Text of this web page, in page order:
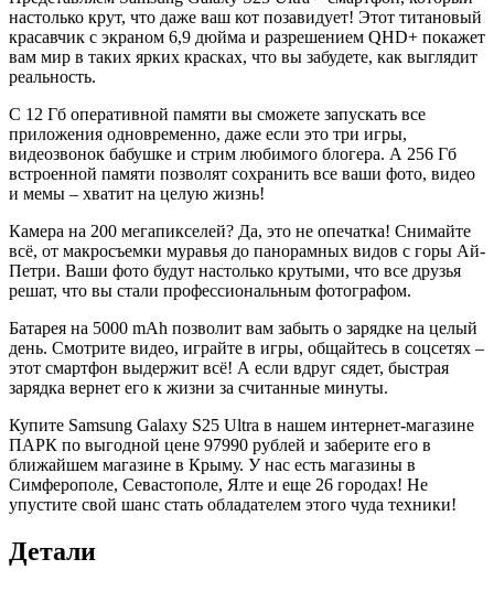
настолько крут, что даже ваш кот позавидует! Этот титановый
красавчик с экраном 6,9 дюйма и разрешением QHD+ покажет
вам мир в таких ярких красках, что вы забудете, как выглядит
реальность.
С 12 Гб оперативной памяти вы сможете запускать все
приложения одновременно, даже если это три игры,
видеозвонок бабушке и стрим любимого блогера. А 256 Гб
встроенной памяти позволят сохранить все ваши фото, видео
и мемы – хватит на целую жизнь!
Камера на 200 мегапикселей? Да, это не опечатка! Снимайте
всё, от макросъемки муравья до панорамных видов с горы Ай-
Петри. Ваши фото будут настолько крутыми, что все друзья
решат, что вы стали профессиональным фотографом.
Батарея на 5000 mAh позволит вам забыть о зарядке на целый
день. Смотрите видео, играйте в игры, общайтесь в соцсетях –
этот смартфон выдержит всё! А если вдруг сядет, быстрая
зарядка вернет его к жизни за считанные минуты.
Купите Samsung Galaxy S25 Ultra в нашем интернет-магазине
ПАРК по выгодной цене 97990 рублей и заберите его в
ближайшем магазине в Крыму. У нас есть магазины в
Симферополе, Севастополе, Ялте и еще 26 городах! Не
упустите свой шанс стать обладателем этого чуда техники!
Детали